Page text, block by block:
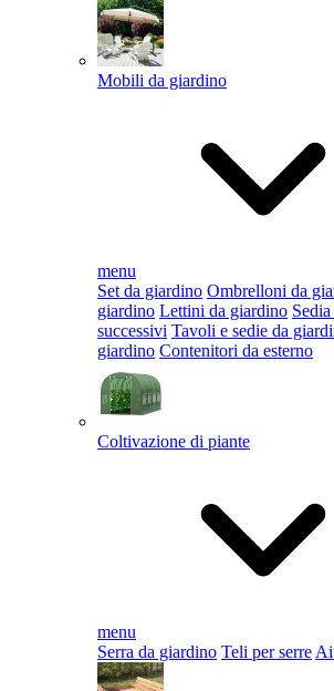
Mobili da giardino
menu
Set da giardino Ombrelloni da
giardino Lettini da giardino
successivi Tavoli e sedie da
giardino Contenitori da esterno
Coltivazione di piante
menu
Serra da giardino Teli per serre